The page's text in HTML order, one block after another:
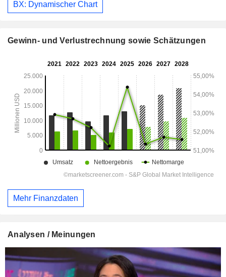
BX: Dynamischer Chart
Gewinn- und Verlustrechnung sowie Schätzungen
Mehr Finanzdaten
Analysen / Meinungen